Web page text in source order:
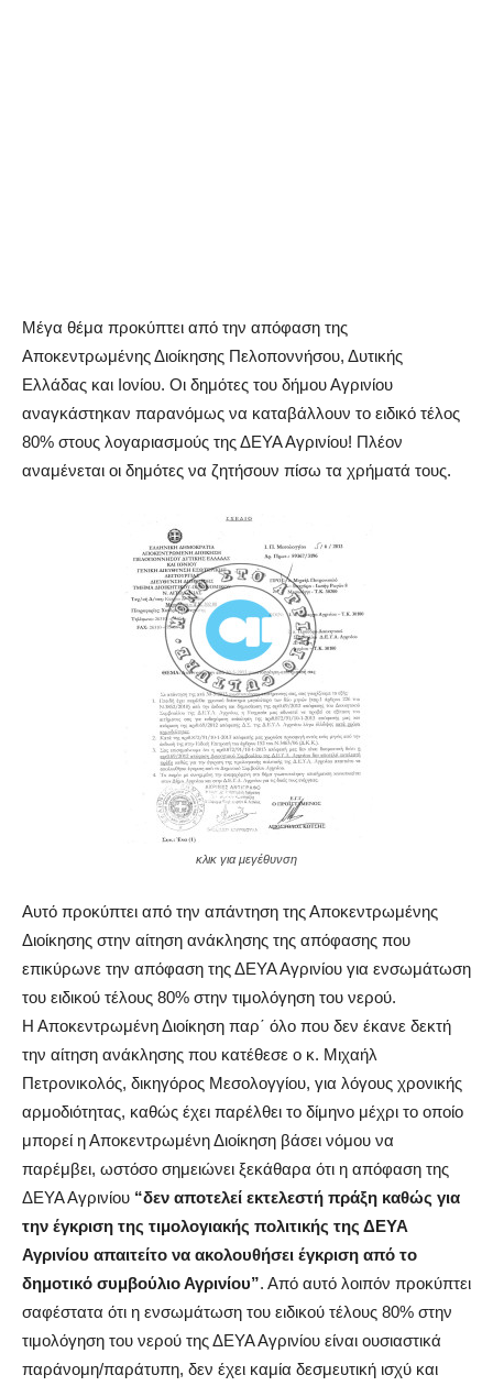
Μέγα θέμα προκύπτει από την απόφαση της
Αποκεντρωμένης Διοίκησης Πελοποννήσου, Δυτικής
Ελλάδας και Ιονίου. Οι δημότες του δήμου Αγρινίου
αναγκάστηκαν παρανόμως να καταβάλλουν το ειδικό τέλος
80% στους λογαριασμούς της ΔΕΥΑ Αγρινίου! Πλέον
αναμένεται οι δημότες να ζητήσουν πίσω τα χρήματά τους.
κλικ για μεγέθυνση
Αυτό προκύπτει από την απάντηση της Αποκεντρωμένης
Διοίκησης στην αίτηση ανάκλησης της απόφασης που
επικύρωνε την απόφαση της ΔΕΥΑ Αγρινίου για ενσωμάτωση
του ειδικού τέλους 80% στην τιμολόγηση του νερού.
Η Αποκεντρωμένη Διοίκηση παρ΄ όλο που δεν έκανε δεκτή
την αίτηση ανάκλησης που κατέθεσε ο κ. Μιχαήλ
Πετρονικολός, δικηγόρος Μεσολογγίου, για λόγους χρονικής
αρμοδιότητας, καθώς έχει παρέλθει το δίμηνο μέχρι το οποίο
μπορεί η Αποκεντρωμένη Διοίκηση βάσει νόμου να
παρέμβει, ωστόσο σημειώνει ξεκάθαρα ότι η απόφαση της
ΔΕΥΑ Αγρινίου “δεν αποτελεί εκτελεστή πράξη καθώς για
την έγκριση της τιμολογιακής πολιτικής της ΔΕΥΑ
Αγρινίου απαιτείτο να ακολουθήσει έγκριση από το
δημοτικό συμβούλιο Αγρινίου”. Από αυτό λοιπόν προκύπτει
σαφέστατα ότι η ενσωμάτωση του ειδικού τέλους 80% στην
τιμολόγηση του νερού της ΔΕΥΑ Αγρινίου είναι ουσιαστικά
παράνομη/παράτυπη, δεν έχει καμία δεσμευτική ισχύ και